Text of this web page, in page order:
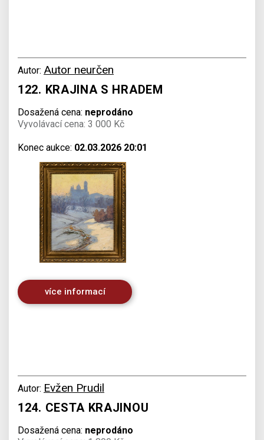
Autor: Autor neurčen
122. KRAJINA S HRADEM
Dosažená cena: neprodáno
Vyvolávací cena: 3 000 Kč
Konec aukce: 02.03.2026 20:01
více informací
Autor: Evžen Prudil
124. CESTA KRAJINOU
Dosažená cena: neprodáno